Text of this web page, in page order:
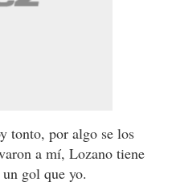
tonto, por algo se los
a mí, Lozano tiene
gol que yo.